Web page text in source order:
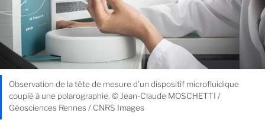
Observation de la tête de mesure d'un dispositif microfluidique
couplé à une polarographie. © Jean-Claude MOSCHETTI /
Géosciences Rennes / CNRS Images